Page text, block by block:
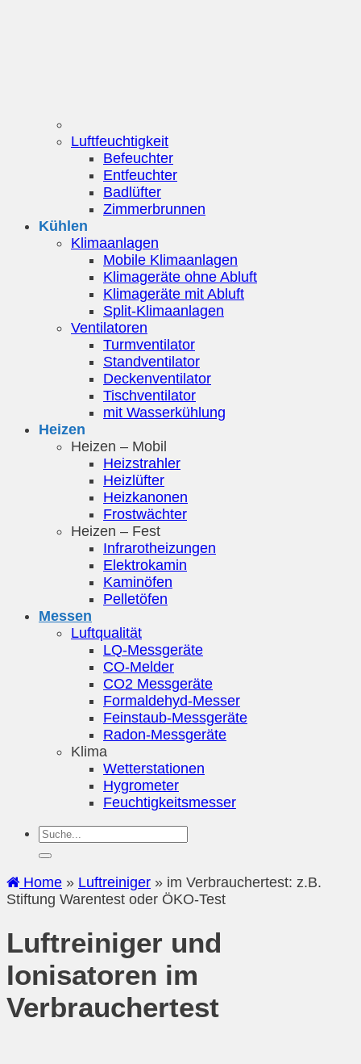
Luftfeuchtigkeit
Befeuchter
Entfeuchter
Badlüfter
Zimmerbrunnen
Kühlen
Klimaanlagen
Mobile Klimaanlagen
Klimageräte ohne Abluft
Klimageräte mit Abluft
Split-Klimaanlagen
Ventilatoren
Turmventilator
Standventilator
Deckenventilator
Tischventilator
mit Wasserkühlung
Heizen
Heizen – Mobil
Heizstrahler
Heizlüfter
Heizkanonen
Frostwächter
Heizen – Fest
Infrarotheizungen
Elektrokamin
Kaminöfen
Pelletöfen
Messen
Luftqualität
LQ-Messgeräte
CO-Melder
CO2 Messgeräte
Formaldehyd-Messer
Feinstaub-Messgeräte
Radon-Messgeräte
Klima
Wetterstationen
Hygrometer
Feuchtigkeitsmesser
Home » Luftreiniger » im Verbrauchertest: z.B.
Stiftung Warentest oder ÖKO-Test
Luftreiniger und
Ionisatoren im
Verbrauchertest